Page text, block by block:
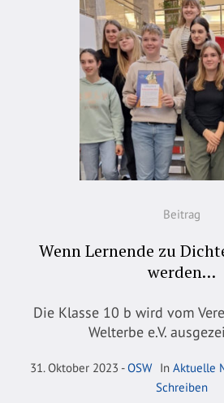
Beitrag
Wenn Lernende zu
werden…
Die Klasse 10 b wird vom
Welterbe e.V.
31. Oktober 2023 OSW In Aktuelle
Schreiben